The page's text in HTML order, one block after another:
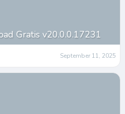
Gratis v20.0.0.17231
September 11, 2025